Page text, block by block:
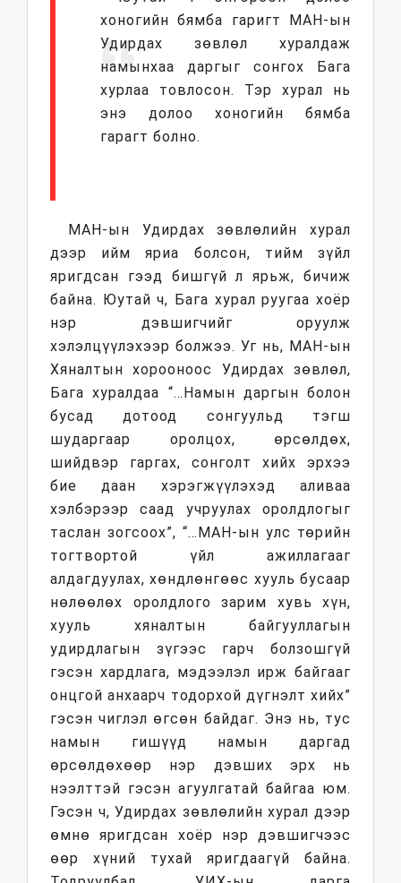
хоногийн бямба гаригт МАН-ын
Удирдах зөвлөл хуралдаж
намынхаа даргыг сонгох Бага
хурлаа товлосон. Тэр хурал нь
энэ долоо хоногийн бямба
гарагт болно.
МАН-ын Удирдах зөвлөлийн хурал
дээр ийм яриа болсон, тийм зүйл
яригдсан гээд бишгүй л ярьж, бичиж
байна. Юутай ч, Бага хурал руугаа хоёр
нэр дэвшигчийг оруулж
хэлэлцүүлэхээр болжээ. Уг нь, МАН-ын
Хяналтын хорооноос Удирдах зөвлөл,
Бага хуралдаа “…Намын даргын болон
бусад дотоод сонгуульд тэгш
шударгаар оролцох, өрсөлдөх,
шийдвэр гаргах, сонголт хийх эрхээ
бие даан хэрэгжүүлэхэд аливаа
хэлбэрээр саад учруулах оролдлогыг
таслан зогсоох”, “…МАН-ын улс төрийн
тогтвортой үйл ажиллагааг
алдагдуулах, хөндлөнгөөс хууль бусаар
нөлөөлөх оролдлого зарим хувь хүн,
хууль хяналтын байгууллагын
удирдлагын зүгээс гарч болзошгүй
гэсэн хардлага, мэдээлэл ирж байгааг
онцгой анхаарч тодорхой дүгнэлт хийх”
гэсэн чиглэл өгсөн байдаг. Энэ нь, тус
намын гишүүд намын даргад
өрсөлдөхөөр нэр дэвших эрх нь
нээлттэй гэсэн агуулгатай байгаа юм.
Гэсэн ч, Удирдах зөвлөлийн хурал дээр
өмнө яригдсан хоёр нэр дэвшигчээс
өөр хүний тухай яригдаагүй байна.